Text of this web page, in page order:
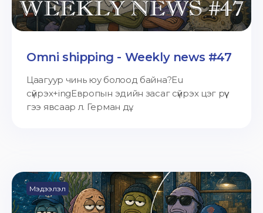
Omni shipping - Weekly news #47
Цаагуур чинь юу болоод байна?Eu
сүйрэх+ingЕвропын эдийн засаг сүйрэх цэг рүү
гээ явсаар л. Герман дү...
Мэдээлэл